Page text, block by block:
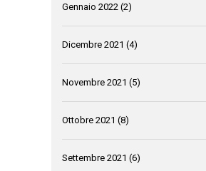
Gennaio 2022 (2)
Dicembre 2021 (4)
Novembre 2021 (5)
Ottobre 2021 (8)
Settembre 2021 (6)